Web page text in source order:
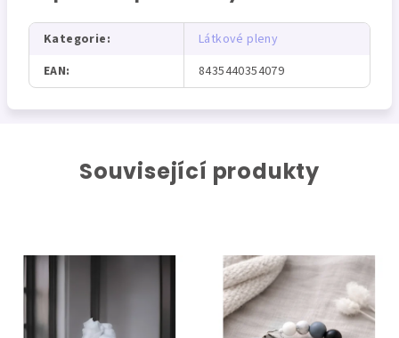
Kategorie:
Látkové pleny
EAN: 8435440354079
Související produkty